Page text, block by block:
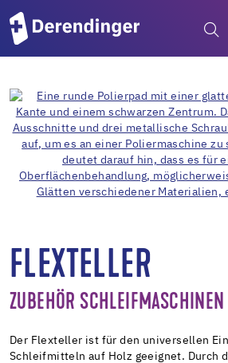
FLEXTELLER
ZUBEHÖR SCHLEIFMASCHINEN
Der Flexteller ist für den universellen
Schleifmitteln auf Holz geeignet. Durch